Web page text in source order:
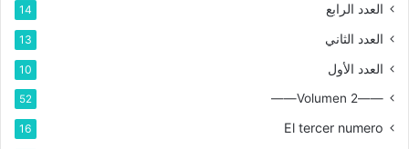
العدد الرابع 14
العدد الثاني 13
العدد الأول 10
——Volumen 2——
52
El tercer numero
16